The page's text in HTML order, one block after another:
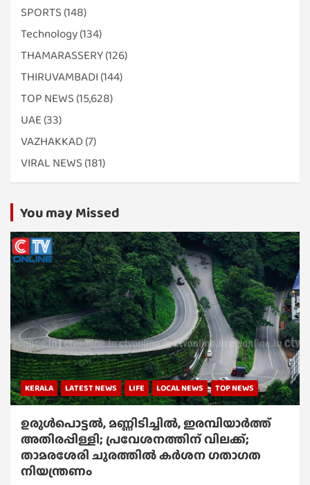
SPORTS (148)
Technology(134)
THAMARASSERY(126)
THIRUVAMBADI (144)
TOP NEWS (15,628)
UAE (33)
VAZHAKKAD(7)
VIRAL NEWS (181)
You may Missed
KERALA LATEST NEWS LIFE LOCAL NEWS TOP NEWS
ഉരുൾപൊട്ടൽ, മണ്ണിടിച്ചിൽ, ഇരമ്പിയാര്‍ത്ത്
അതിരപ്പിള്ളി; പ്രവേശനത്തിന് വിലക്ക്;
താമരശേരി ചുരത്തില്‍ കര്‍ശന ഗതാഗത
നിയന്ത്രണം